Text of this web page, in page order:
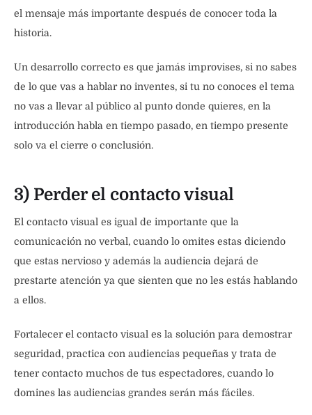
el mensaje más importante después de conocer toda la
historia.
Un desarrollo correcto es que jamás improvises, si no sabes
de lo que vas a hablar no inventes, si tu no conoces el tema
no vas a llevar al público al punto donde quieres, en la
introducción habla en tiempo pasado, en tiempo presente
solo va el cierre o conclusión.
3) Perder el contacto visual
El contacto visual es igual de importante que la
comunicación no verbal, cuando lo omites estas diciendo
que estas nervioso y además la audiencia dejará de
prestarte atención ya que sienten que no les estás hablando
a ellos.
Fortalecer el contacto visual es la solución para demostrar
seguridad, practica con audiencias pequeñas y trata de
tener contacto muchos de tus espectadores, cuando lo
domines las audiencias grandes serán más fáciles.